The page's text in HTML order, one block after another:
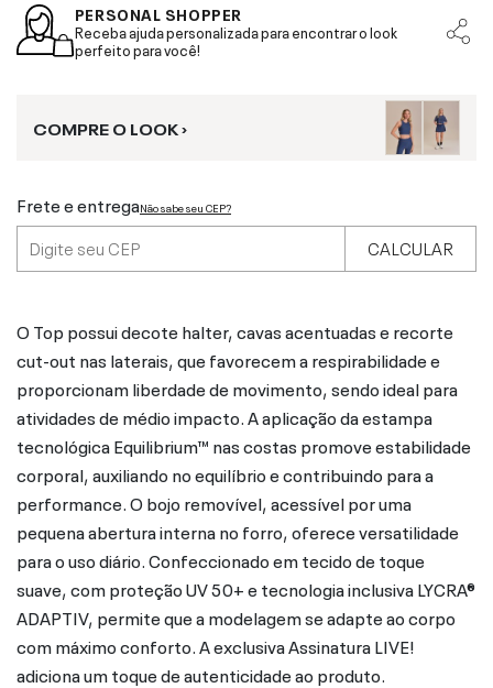
PERSONAL SHOPPER
Receba ajuda personalizada para encontrar o look
perfeito para você!
COMPRE O LOOK ›
Frete e entregaNão sabe seu CEP?
CALCULAR
O Top possui decote halter, cavas acentuadas e recorte
cut-out nas laterais, que favorecem a respirabilidade e
proporcionam liberdade de movimento, sendo ideal para
atividades de médio impacto. A aplicação da estampa
tecnológica Equilibrium™ nas costas promove estabilidade
corporal, auxiliando no equilíbrio e contribuindo para a
performance. O bojo removível, acessível por uma
pequena abertura interna no forro, oferece versatilidade
para o uso diário. Confeccionado em tecido de toque
suave, com proteção UV 50+ e tecnologia inclusiva LYCRA®
ADAPTIV, permite que a modelagem se adapte ao corpo
com máximo conforto. A exclusiva Assinatura LIVE!
adiciona um toque de autenticidade ao produto.